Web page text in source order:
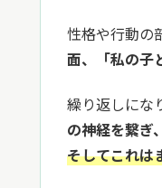
性格や行動の
面、「私の子
繰り返しにな
の神経を繋ぎ
そしてこれは